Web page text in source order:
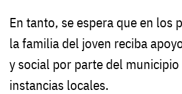
En tanto, se espera que en los
la familia del joven reciba
y social por parte del municipio
instancias locales.